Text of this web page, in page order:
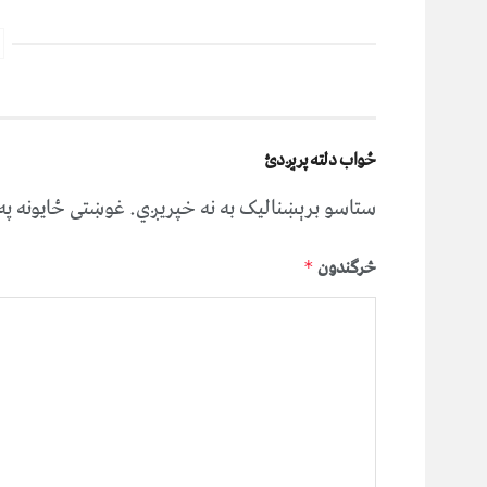
ځواب دلته پرېږدئ
ستاسو برېښناليک به نه خپريږي.غوښتى ځایونه
څرگندون *